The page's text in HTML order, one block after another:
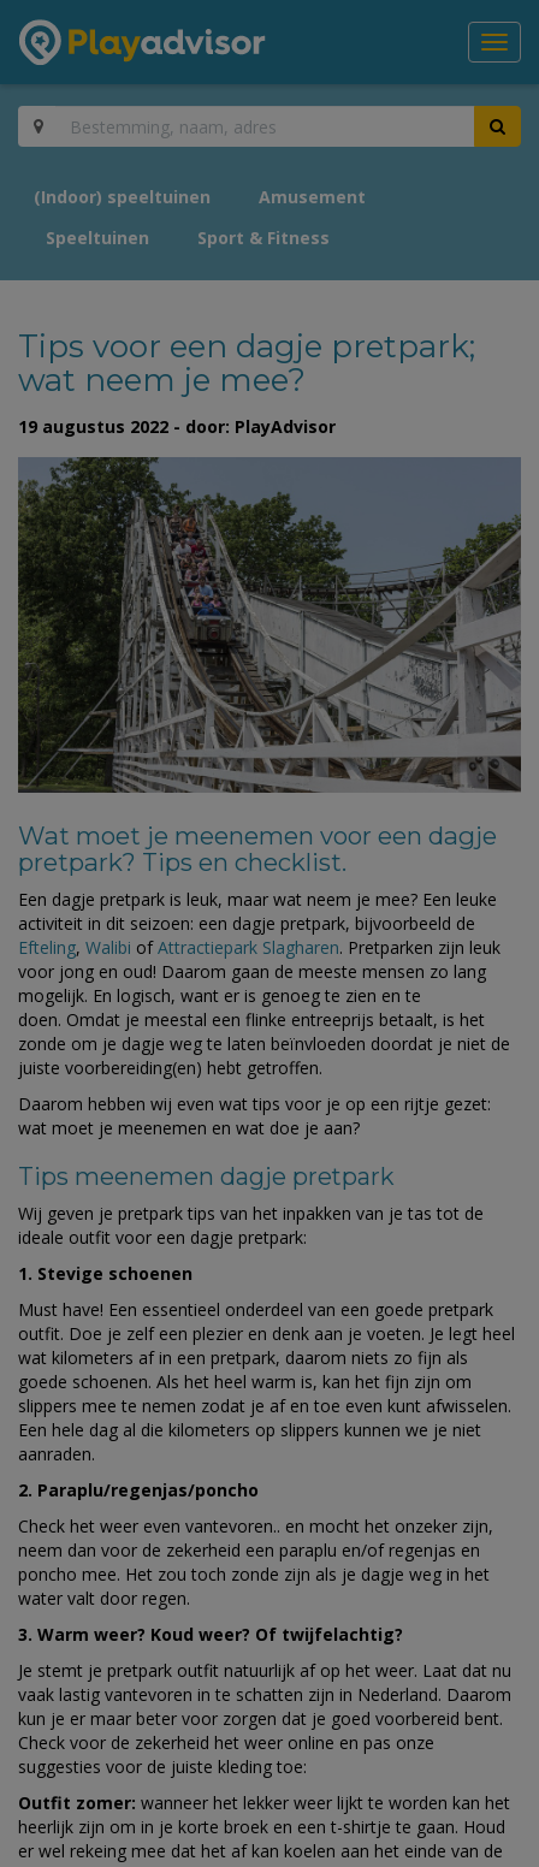
(Indoor) speeltuinen
Amusement
Speeltuinen
Sport & Fitness
Tips voor een dagje pretpark;
wat neem je mee?
19 augustus 2022 - door: PlayAdvisor
Wat moet je meenemen voor een dagje
pretpark? Tips en checklist.
Een dagje pretpark is leuk, maar wat neem je mee? Een leuke
activiteit in dit seizoen: een dagje pretpark, bijvoorbeeld de
Efteling, Walibi ofAttractiepark Slagharen. Pretparken zijn leuk
voor jong en oud! Daarom gaan de meeste mensen zo lang
mogelijk. En logisch, want er is genoeg te zien en te
doen. Omdat je meestal een flinke entreeprijs betaalt, is het
zonde om je dagje weg te laten beïnvloeden doordat je niet de
juiste voorbereiding(en) hebt getroffen.
Daarom hebben wij even wat tips voor je op een rijtje gezet:
wat moet je meenemen en wat doe je aan?
Tips meenemen dagje pretpark
Wij geven je pretpark tips van het inpakken van je tas tot de
ideale outfit voor een dagje pretpark:
1. Stevige schoenen
Must have! Een essentieel onderdeel van een goede pretpark
outfit. Doe je zelf een plezier en denk aan je voeten. Je legt heel
wat kilometers af in een pretpark, daarom niets zo fijn als
goede schoenen. Als het heel warm is, kan het fijn zijn om
slippers mee te nemen zodat je af en toe even kunt afwisselen.
Een hele dag al die kilometers op slippers kunnen we je niet
aanraden.
2. Paraplu/regenjas/poncho
Check het weer even vantevoren.. en mocht het onzeker zijn,
neem dan voor de zekerheid een paraplu en/of regenjas en
poncho mee. Het zou toch zonde zijn als je dagje weg in het
water valt door regen.
3. Warm weer? Koud weer? Of twijfelachtig?
Je stemt je pretpark outfit natuurlijk af op het weer. Laat dat nu
vaak lastig vantevoren in te schatten zijn in Nederland. Daarom
kun je er maar beter voor zorgen dat je goed voorbereid bent.
Check voor de zekerheid het weer online en pas onze
suggesties voor de juiste kleding toe:
Outfit zomer: wanneer het lekker weer lijkt te worden kan het
heerlijk zijn om in je korte broek en een t-shirtje te gaan. Houd
er wel rekeing mee dat het af kan koelen aan het einde van de